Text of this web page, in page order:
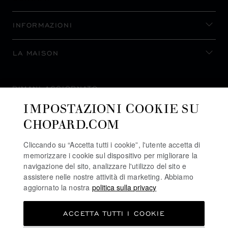
INFORMAZIONI
LA MAISON
RIMANI AGGIORNATO
ISCRIVITI ALLA NEWSLETTER
POLITICA SUI COOKIE
IMPOSTAZIONI COOKIE SU
CHOPARD.COM
Cliccando su “Accetta tutti i cookie”, l'utente accetta di
memorizzare i cookie sul dispositivo per migliorare la
navigazione del sito, analizzare l'utilizzo del sito e
assistere nelle nostre attività di marketing. Abbiamo
aggiornato la nostra politica sulla privacy
ACCETTA TUTTI I COOKIE